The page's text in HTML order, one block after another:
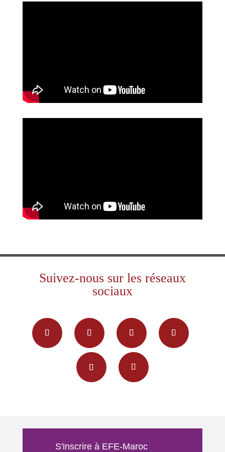
Suivez-nous sur les réseaux
sociaux
S'inscrire à EFE-Maroc